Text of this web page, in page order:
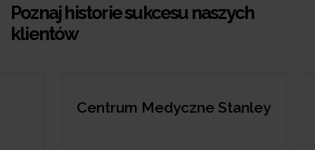
Poznaj historie sukcesu naszych
klientów
Centrum Medyczne Stanley